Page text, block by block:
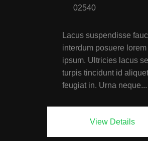
02540
Lacus suspendisse
interdum posuere lorem
ipsum. Ultricies lacus
turpis tincidunt id
feugiat in. Urna neque...
View Details